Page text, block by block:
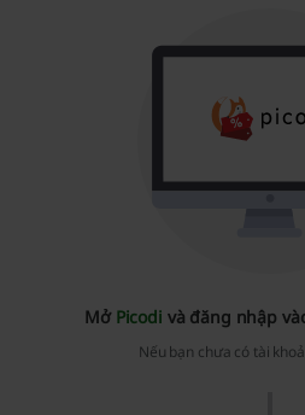
Mở Picodi và đăng nhập
Nếu bạn chưa có tài